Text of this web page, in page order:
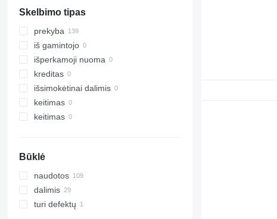
Skelbimo tipas
prekyba
iš gamintojo
išperkamoji nuoma
kreditas
išsimokėtinai dalimis
keitimas
keitimas
Būklė
naudotos
dalimis
turi defektų